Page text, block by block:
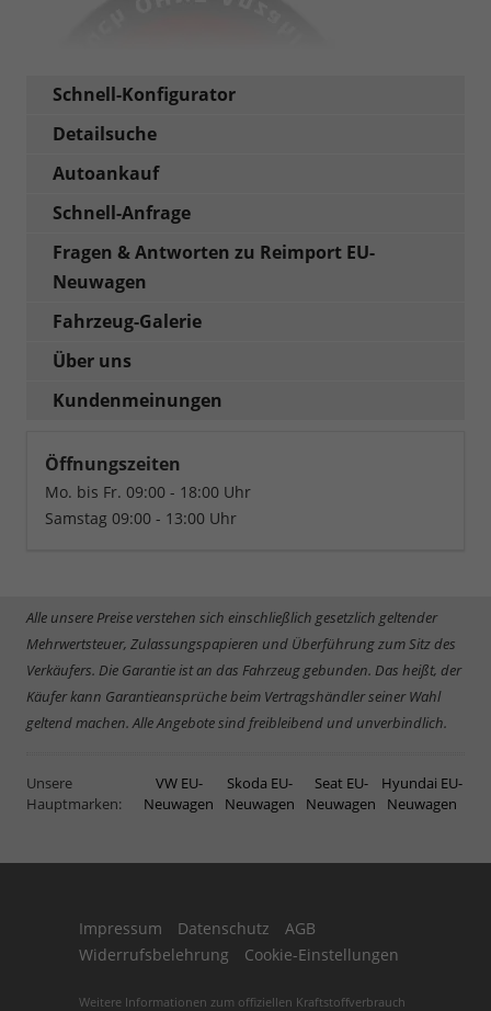
Schnell-Konfigurator
Detailsuche
Autoankauf
Schnell-Anfrage
Fragen & Antworten zu Reimport EU-
Neuwagen
Fahrzeug-Galerie
Über uns
Kundenmeinungen
Öffnungszeiten
Mo. bis Fr. 09:00 - 18:00 Uhr
Samstag 09:00 - 13:00 Uhr
Alle unsere Preise verstehen sich einschließlich gesetzlich geltender
Mehrwertsteuer, Zulassungspapieren und Überführung zum Sitz des
Verkäufers. Die Garantie ist an das Fahrzeug gebunden. Das heißt, der
Käufer kann Garantieansprüche beim Vertragshändler seiner Wahl
geltend machen. Alle Angebote sind freibleibend und unverbindlich.
Unsere
Hauptmarken:
VW EU-
Neuwagen
Skoda EU-
Neuwagen
Seat EU-
Neuwagen
Hyundai EU-
Neuwagen
Impressum Datenschutz
AGB
Widerrufsbelehrung
Cookie-Einstellungen
Weitere Informationen zum offiziellen Kraftstoffverbrauch